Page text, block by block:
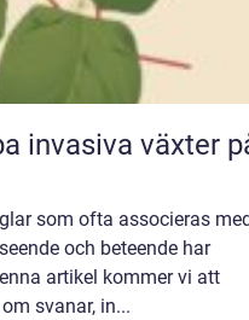
invasiva växter
som ofta associeras
och beteende har
artikel kommer vi att
svanar, in...